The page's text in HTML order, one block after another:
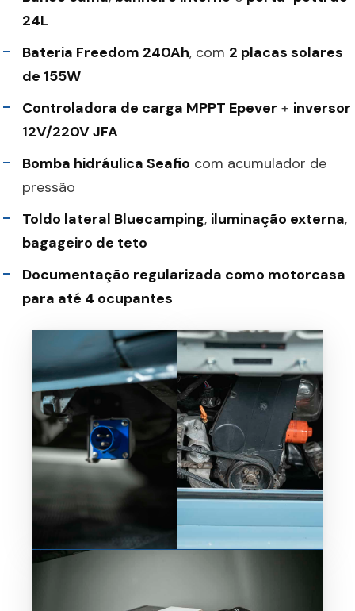
24L
Bateria Freedom 240Ah, com 2 placas solares
de 155W
Controladora de carga MPPT Epever + inversor
12V/220V JFA
Bomba hidráulica Seafio com acumulador de
pressão
Toldo lateral Bluecamping, iluminação externa,
bagageiro de teto
Documentação regularizada como motorcasa
para até 4 ocupantes